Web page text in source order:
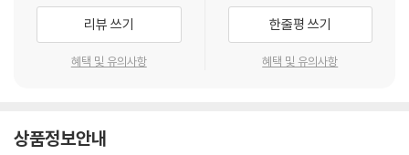
리뷰 쓰기
혜택 및 유의사항
한줄평 쓰기
혜택 및 유의사항
상품정보안내